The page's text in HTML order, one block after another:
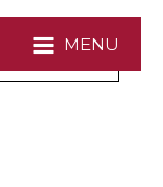
MENU